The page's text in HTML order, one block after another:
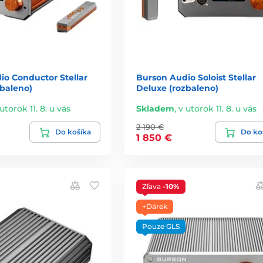
Conductor Stellar
11. 8. u vás
Do košíka
Burson Audio Soloist Stellar
Deluxe (rozbaleno)
Skladem, v utorok 11. 8. u vás
2 190 €
1 850 €
Do
Zľava -10%
+Dárek
Pouze GLS